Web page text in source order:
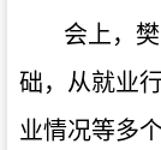
会上，
础，从就业
业情况等多个